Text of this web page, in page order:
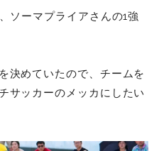
ソーマプライアさんの1強
決めていたので、チームを
サッカーのメッカにしたい